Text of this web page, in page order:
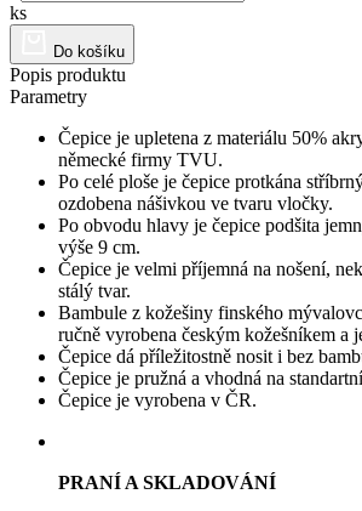
ks
Do košíku
Popis produktu
Parametry
Čepice je upletena z materiálu 50%
německé firmy TVU.
Po celé ploše je čepice protkána
ozdobena nášivkou ve tvaru vločky.
Po obvodu hlavy je čepice podšita
výše 9 cm.
Čepice je velmi příjemná na nošení,
stálý tvar.
Bambule z kožešiny finského
ručně vyrobena českým kožešníkem a
Čepice dá příležitostně nosit i bez
Čepice je pružná a vhodná na
Čepice je vyrobena v ČR.
PRANÍ A SKLADOVÁNÍ